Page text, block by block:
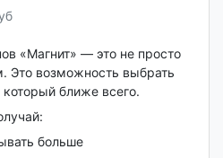
«Магнит» — это не просто
Это возможность выбрать
который ближе всего.
больше